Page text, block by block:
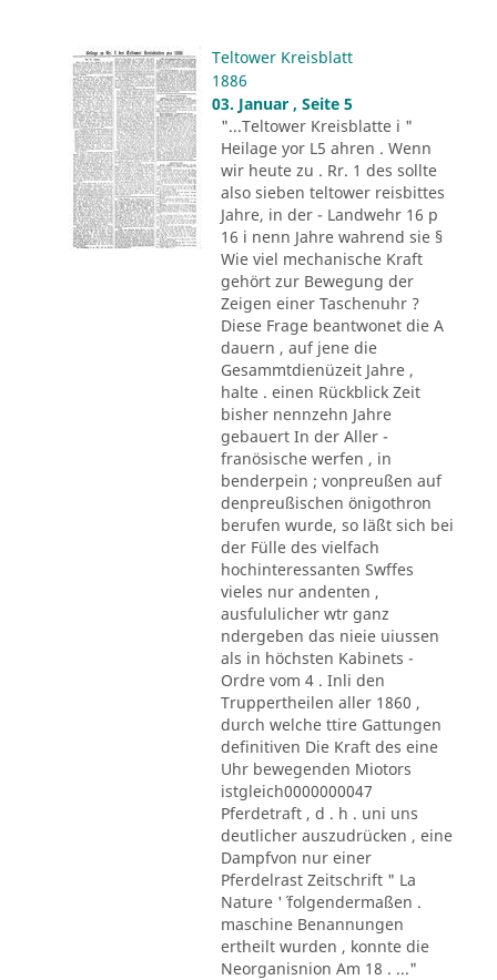
Teltower Kreisblatt
1886
03. Januar , Seite 5
"...Teltower Kreisblatte i "
Heilage yor L5 ahren . Wenn
wir heute zu . Rr. 1 des sollte
also sieben teltower reisbittes
Jahre, in der - Landwehr 16 p
16 i nenn Jahre wahrend sie §
Wie viel mechanische Kraft
gehört zur Bewegung der
Zeigen einer Taschenuhr ?
Diese Frage beantwonet die A
dauern , auf jene die
Gesammtdienüzeit Jahre ,
halte . einen Rückblick Zeit
bisher nennzehn Jahre
gebauert In der Aller -
franösische werfen , in
benderpein ; vonpreußen auf
denpreußischen önigothron
berufen wurde, so läßt sich bei
der Fülle des vielfach
hochinteressanten Swffes
vieles nur andenten ,
ausfululicher wtr ganz
ndergeben das nieie uiussen
als in höchsten Kabinets -
Ordre vom 4 . Inli den
Truppertheilen aller 1860 ,
durch welche ttire Gattungen
definitiven Die Kraft des eine
Uhr bewegenden Miotors
istgleich0000000047
Pferdetraft , d . h . uni uns
deutlicher auszudrücken , eine
Dampfvon nur einer
Pferdelrast Zeitschrift " La
Nature '´ folgendermaßen .
maschine Benannungen
ertheilt wurden , konnte die
Neorganisnion Am 18 . ..."